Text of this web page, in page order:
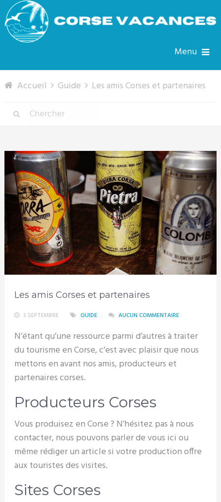
Menu
Accueil Guide Les amis Corses et partenaires
Les amis Corses et partenaires
3 SEPTEMBRE GUIDE AUCUN COMMENTAIRE
N’étant qu’une ressource parmi d’autres à traiter
du tourisme en Corse, c’est avec plaisir que nous
mettons en avant nos amis, producteurs et
partenaires corses.
Producteurs Corses
Vous produisez en Corse ? N’hésitez pas à nous
contacter, nous pouvons parler de vous ici ou
même rédiger un article si votre production offre
aux touristes des visites.
Sites Corses